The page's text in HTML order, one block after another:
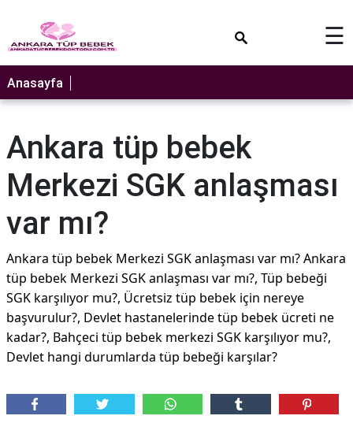
☰
Anasayfa
Ankara tüp bebek
Merkezi SGK anlaşması
var mı?
Ankara tüp bebek Merkezi SGK anlaşması var mı? Ankara
tüp bebek Merkezi SGK anlaşması var mı?, Tüp bebeği
SGK karşılıyor mu?, Ücretsiz tüp bebek için nereye
başvurulur?, Devlet hastanelerinde tüp bebek ücreti ne
kadar?, Bahçeci tüp bebek merkezi SGK karşılıyor mu?,
Devlet hangi durumlarda tüp bebeği karşılar?